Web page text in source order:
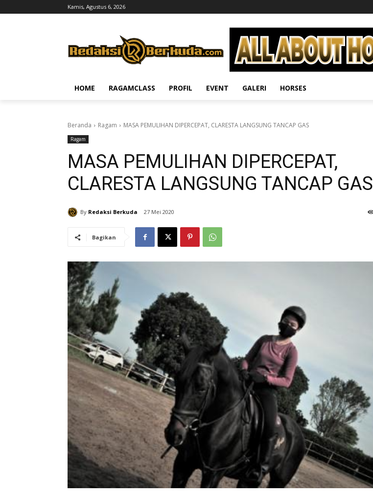
Kamis, Agustus 6, 2026
HOME RAGAMCLASS PROFIL EVENT GALERI HORSES
Beranda Ragam MASA PEMULIHAN DIPERCEPAT, CLARESTA LANGSUNG TANCAP GAS
Ragam
MASA PEMULIHAN DIPERCEPAT,
CLARESTA LANGSUNG TANCAP GAS
By Redaksi Berkuda 27 Mei 2020
Bagikan